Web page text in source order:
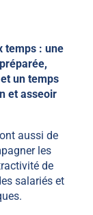
temps : une
un temps
et asseoir
aussi de
les
de
salariés et